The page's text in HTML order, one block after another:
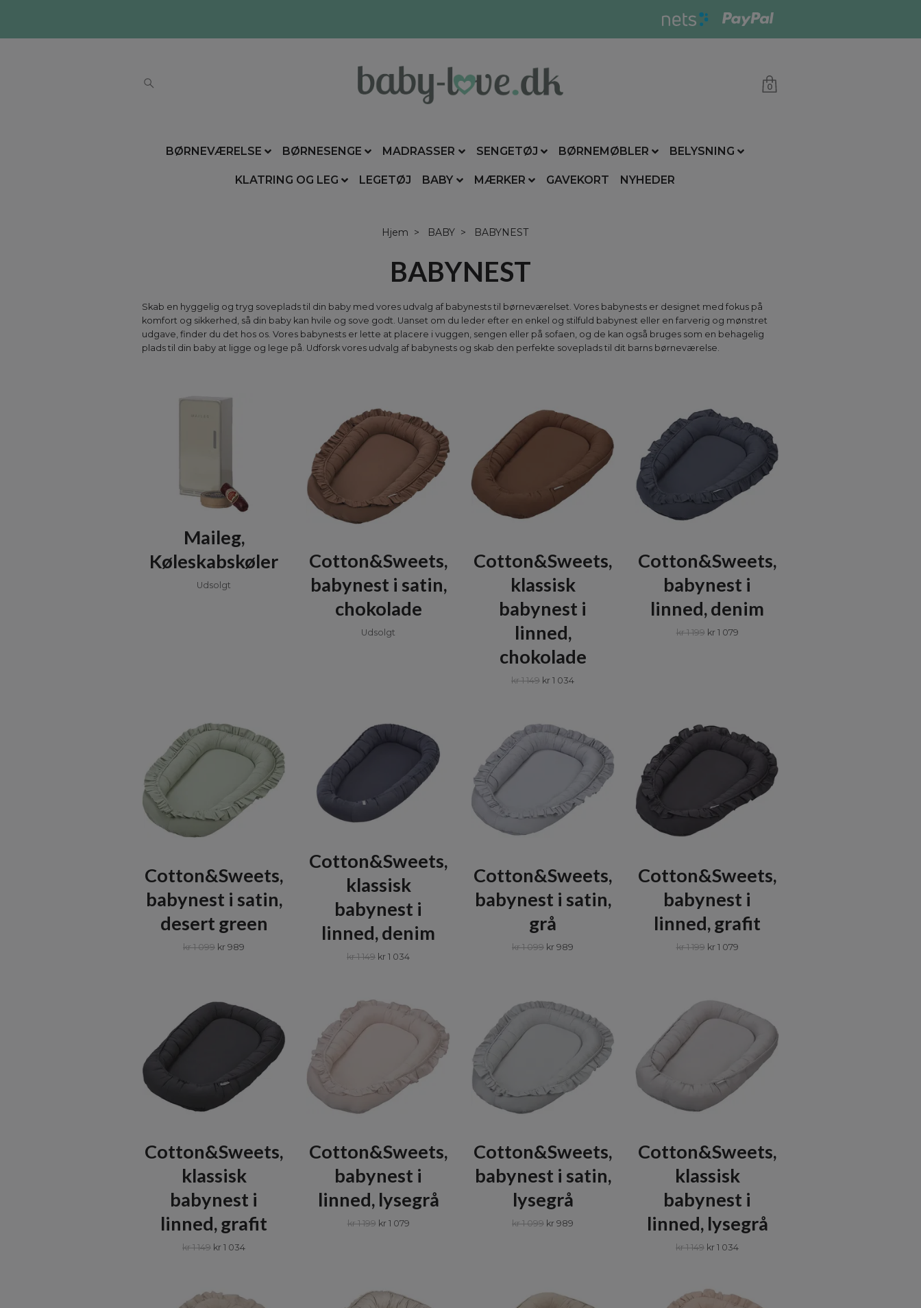
0
BØRNEVÆRELSE BØRNESENGE MADRASSER SENGETØJ BØRNEMØBLER BELYSNING
KLATRING OG LEG LEGETØJ BABY MÆRKER GAVEKORT NYHEDER
Hjem BABY BABYNEST
BABYNEST
Skab en hyggelig og tryg soveplads til din baby med vores udvalg af babynests til børneværelset. Vores babynests er designet med fokus på
komfort og sikkerhed, så din baby kan hvile og sove godt. Uanset om du leder efter en enkel og stilfuld babynest eller en farverig og mønstret
udgave, finder du det hos os. Vores babynests er lette at placere i vuggen, sengen eller på sofaen, og de kan også bruges som en behagelig
plads til din baby at ligge og lege på. Udforsk vores udvalg af babynests og skab den perfekte soveplads til dit barns børneværelse.
Maileg,
Køleskabskøler
Udsolgt
Cotton&Sweets,
babynest i satin,
chokolade
Udsolgt
Cotton&Sweets,
klassisk
babynest i
linned,
chokolade
kr 1 149 kr 1 034
Cotton&Sweets,
babynest i
linned, denim
kr 1 199 kr 1 079
Cotton&Sweets,
babynest i satin,
desert green
kr 1 099 kr 989
Cotton&Sweets,
klassisk
babynest i
linned, denim
kr 1 149 kr 1 034
Cotton&Sweets,
babynest i satin,
grå
kr 1 099 kr 989
Cotton&Sweets,
babynest i
linned, grafit
kr 1 199 kr 1 079
Cotton&Sweets,
klassisk
babynest i
linned, grafit
kr 1 149 kr 1 034
Cotton&Sweets,
babynest i
linned, lysegrå
kr 1 199 kr 1 079
Cotton&Sweets,
babynest i satin,
lysegrå
kr 1 099 kr 989
Cotton&Sweets,
klassisk
babynest i
linned, lysegrå
kr 1 149 kr 1 034